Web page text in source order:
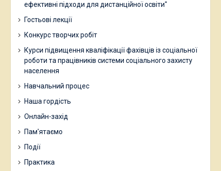
ефективні підходи для дистанційної освіти"
Гостьові лекції
Конкурс творчих робіт
Курси підвищення кваліфікації фахівців із соціальної
роботи та працівників системи соціального захисту
населення
Навчальний процес
Наша гордість
Онлайн-захід
Пам'ятаємо
Події
Практика